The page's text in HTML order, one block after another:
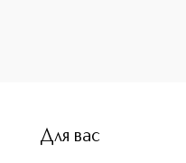
Для вас